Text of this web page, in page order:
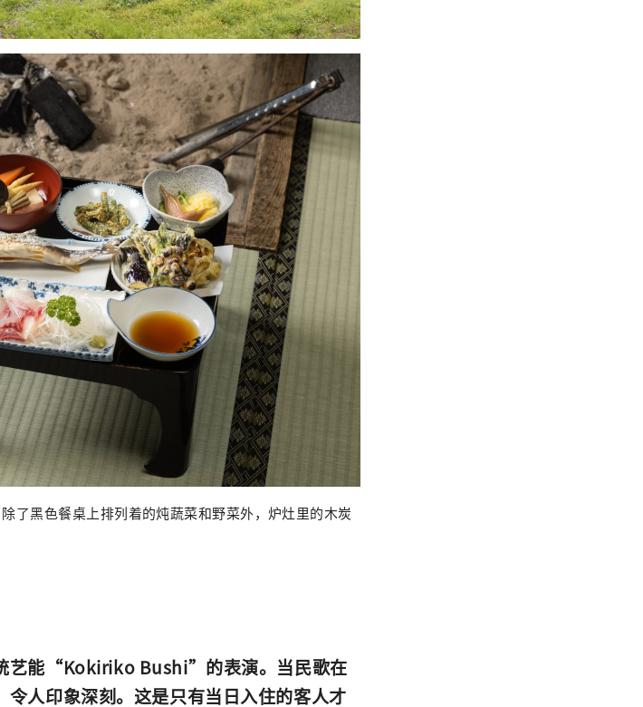
了黑色餐桌上排列着的炖蔬菜和野菜外，炉灶里的木炭
艺能“Kokiriko Bushi”的表演。当民歌在
人印象深刻。这是只有当日入住的客人才